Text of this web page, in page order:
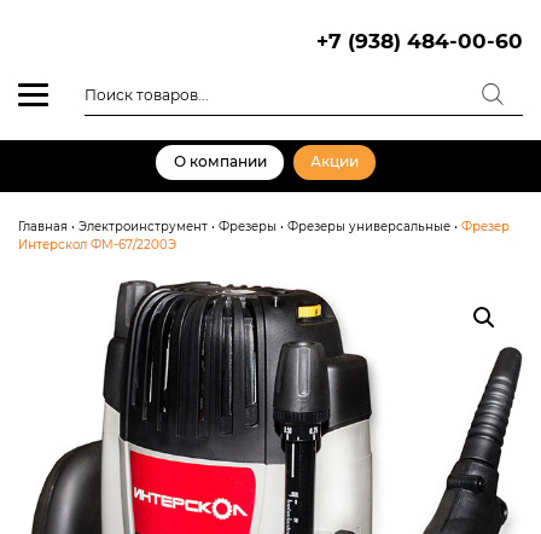
+7 (938) 484-00-60
товаров
О компании Акции
Главная • Электроинструмент • Фрезеры • Фрезеры универсальные • Фрезер
Интерскол ФМ-67/2200Э